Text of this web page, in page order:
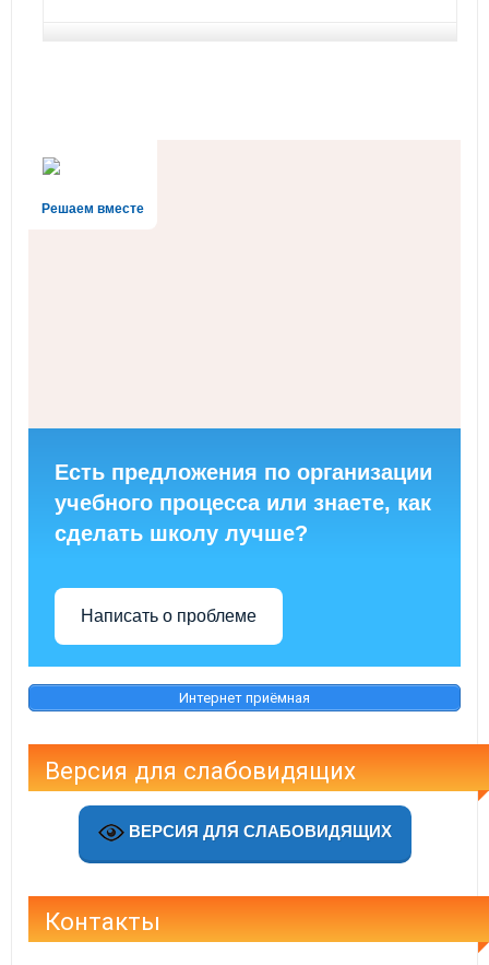
Решаем вместе
Есть предложения по организации
учебного процесса или знаете, как
сделать школу лучше?
Написать о проблеме
Интернет приёмная
Версия для слабовидящих
ВЕРСИЯ ДЛЯ СЛАБОВИДЯЩИХ
Контакты